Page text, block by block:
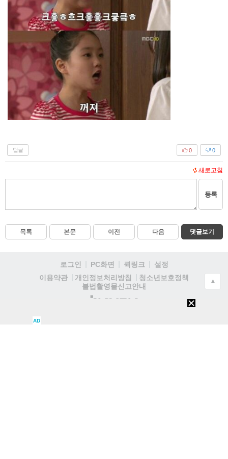
답글 0
0
새로고침
등록
목록 본문 이전 다음 댓글보기
로그인 PC화면 퀵링크
설정
이용약관
개인정보처리방침
청소년보호정책
불법촬영물신고안내
(주)
▲
AD